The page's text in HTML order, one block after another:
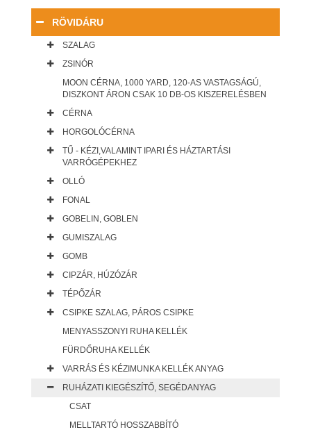
RÖVIDÁRU
SZALAG
ZSINÓR
MOON CÉRNA, 1000 YARD, 120-AS VASTAGSÁGÚ,
DISZKONT ÁRON CSAK 10 DB-OS KISZERELÉSBEN
CÉRNA
HORGOLÓCÉRNA
TŰ - KÉZI,VALAMINT IPARI ÉS HÁZTARTÁSI
VARRÓGÉPEKHEZ
OLLÓ
FONAL
GOBELIN, GOBLEN
GUMISZALAG
GOMB
CIPZÁR, HÚZÓZÁR
TÉPŐZÁR
CSIPKE SZALAG, PÁROS CSIPKE
MENYASSZONYI RUHA KELLÉK
FÜRDŐRUHA KELLÉK
VARRÁS ÉS KÉZIMUNKA KELLÉK ANYAG
RUHÁZATI KIEGÉSZÍTŐ, SEGÉDANYAG
CSAT
MELLTARTÓ HOSSZABBÍTÓ